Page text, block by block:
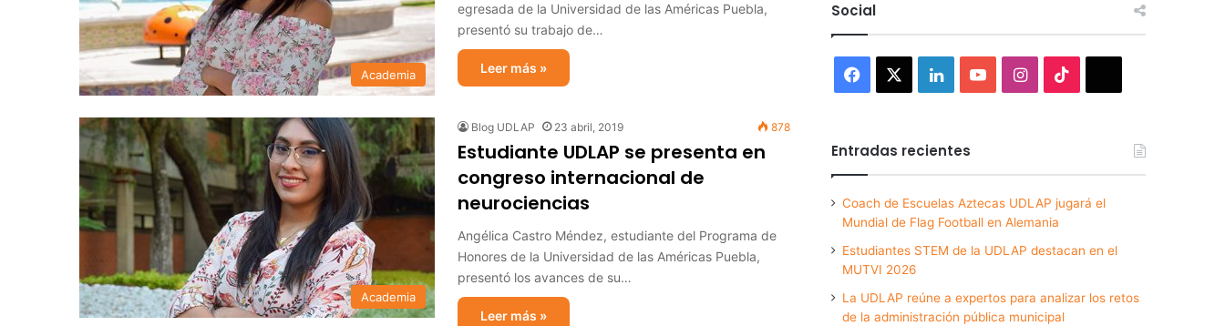
Academia
egresada de la Universidad de las Américas Puebla,
presentó su trabajo de…
Leer más »
Academia
Blog UDLAP 23 abril, 2019 878
Estudiante UDLAP se presenta en
congreso internacional de
neurociencias
Angélica Castro Méndez, estudiante del Programa de
Honores de la Universidad de las Américas Puebla,
presentó los avances de su…
Leer más »
Social
Facebook LinkedInYouTubeInstagram
Entradas recientes
Coach de Escuelas Aztecas UDLAP jugará el
Mundial de Flag Football en Alemania
Estudiantes STEM de la UDLAP destacan en el
MUTVI 2026
La UDLAP reúne a expertos para analizar los retos
de la administración pública municipal